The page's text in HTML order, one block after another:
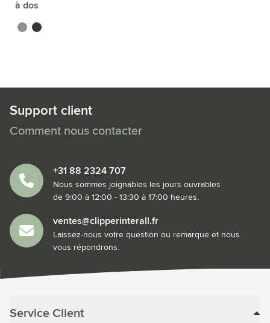
à dos
gris gris foncé
Support client
Comment nous contacter
+31 88 2324 707
Nous sommes joignables les jours ouvrables
de 9:00 à 12:00 - 13:30 à 17:00 heures.
ventes@clipperinterall.fr
Laissez-nous votre question ou remarque et nous
vous répondrons.
Service Client